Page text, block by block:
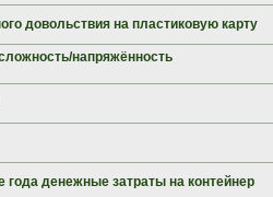
довольствия на пластиковую карту
напряжённость
денежные затраты на контейнер